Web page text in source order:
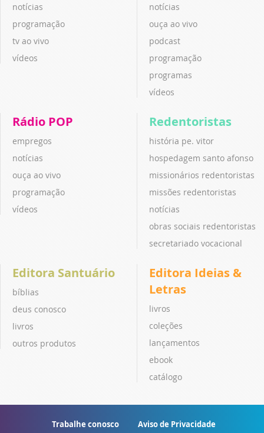
notícias
programação
tv ao vivo
vídeos
notícias
ouça ao vivo
podcast
programação
programas
vídeos
Rádio POP
empregos
notícias
ouça ao vivo
programação
vídeos
Redentoristas
história pe. vitor
hospedagem santo afonso
missionários redentoristas
missões redentoristas
notícias
obras sociais redentoristas
secretariado vocacional
Editora Santuário
bíblias
deus conosco
livros
outros produtos
Editora Ideias &
Letras
livros
coleções
lançamentos
ebook
catálogo
Trabalhe conosco Aviso de Privacidade